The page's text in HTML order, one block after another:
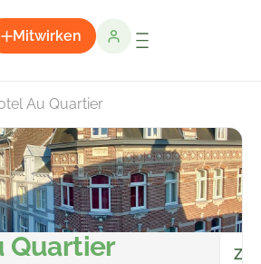
Mitwirken
Au Quartier
Quartier